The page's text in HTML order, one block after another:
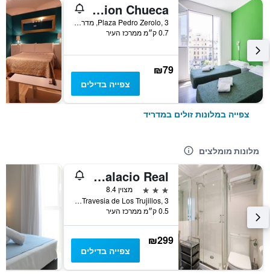
Motion Chueca
Plaza Pedro Zerolo, 3, מדריד, ספרד
0.7 ק״מ ממרכז העיר
₪79
צפייה בדילים
צפייה במלונות זולים במדריד
מלונות מומלצים
Líbere Madrid Palacio Real
3 כוכבים
מצוין 8.4
Travesia de Los Trujillos, 3, מדריד, ספרד
0.5 ק״מ ממרכז העיר
₪299
צפייה בדילים